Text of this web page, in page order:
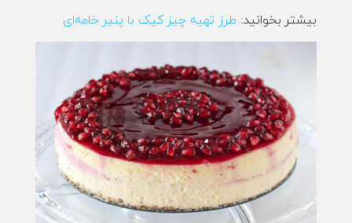
بیشتر بخوانید: طرز تهیه چیز کیک با پنیر خامه‌ای